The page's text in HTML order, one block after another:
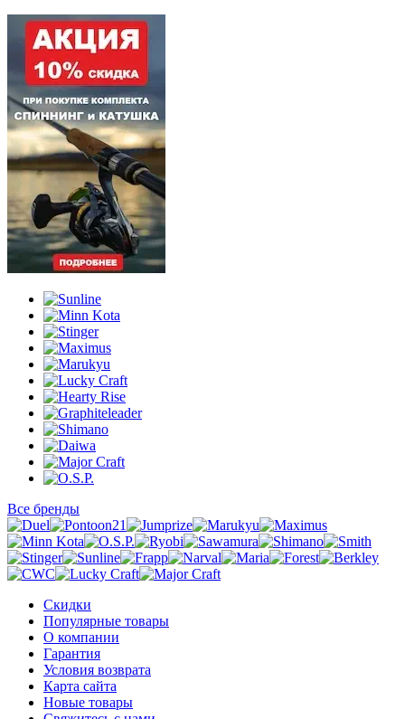
Все бренды
Скидки
Популярные товары
О компании
Гарантия
Условия возврата
Карта сайта
Новые товары